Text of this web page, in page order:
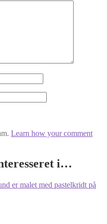
Learn how your comment
i…